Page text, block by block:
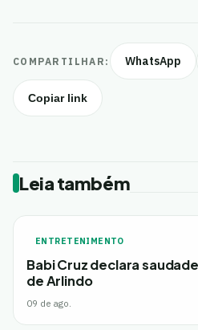
COMPARTILHAR: WhatsApp
Copiar link
Leia também
ENTRETENIMENTO
Babi Cruz declara
de Arlindo
09 de ago.